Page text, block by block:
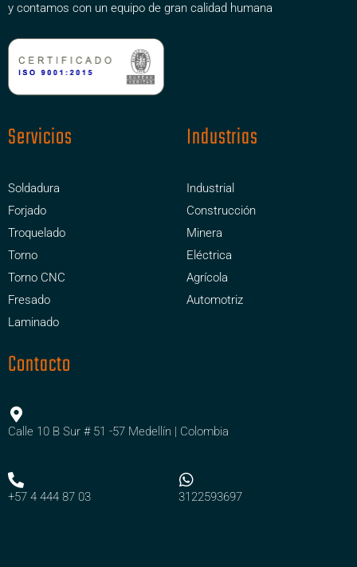
y contamos con un equipo de gran calidad humana
Servicios
Soldadura
Forjado
Troquelado
Torno
Torno CNC
Fresado
Laminado
Industrias
Industrial
Construcción
Minera
Eléctrica
Agrícola
Automotriz
Contacto
Calle 10 B Sur # 51 -57 Medellín | Colombia
+57 4 444 87 03 3122593697